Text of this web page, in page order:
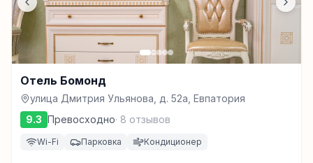
Отель Бомонд
улица Дмитрия Ульянова, д. 52а, Евпатория
9.3 Превосходно· 8 отзывов
Wi-Fi Парковка Кондиционер